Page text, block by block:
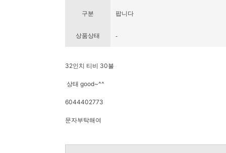
구분 팝니다
상품상태 -
32인치 티비 30불
상태 good~^^
6044402773
문자부탁해여